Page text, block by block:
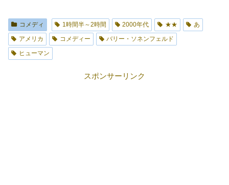
コメディ 1時間半～2時間 2000年代 ★★
あ
アメリカ
コメディー
バリー・ソネンフェルド
ヒューマン
スポンサーリンク